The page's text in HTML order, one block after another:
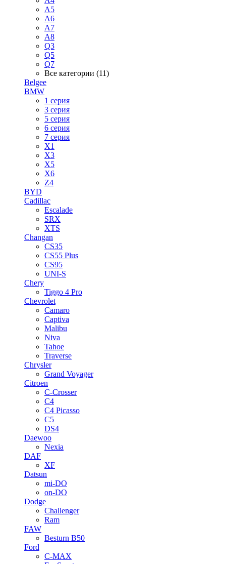
A5
A6
A7
A8
Q3
Q5
Q7
Все категории (11)
Belgee
BMW
1 серия
3 серия
5 серия
6 серия
7 серия
X1
X3
X5
X6
Z4
BYD
Cadillac
Escalade
SRX
XTS
Changan
CS35
CS55 Plus
CS95
UNI-S
Chery
Tiggo 4 Pro
Chevrolet
Camaro
Captiva
Malibu
Niva
Tahoe
Traverse
Chrysler
Grand Voyager
Citroen
C-Crosser
C4
C4 Picasso
C5
DS4
Daewoo
Nexia
DAF
XF
Datsun
mi-DO
on-DO
Dodge
Challenger
Ram
FAW
Besturn B50
Ford
C-MAX